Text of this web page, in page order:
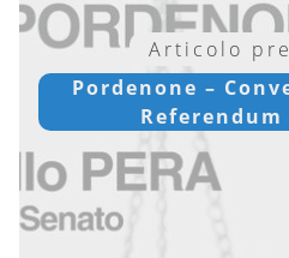
Articolo
Pordenone –